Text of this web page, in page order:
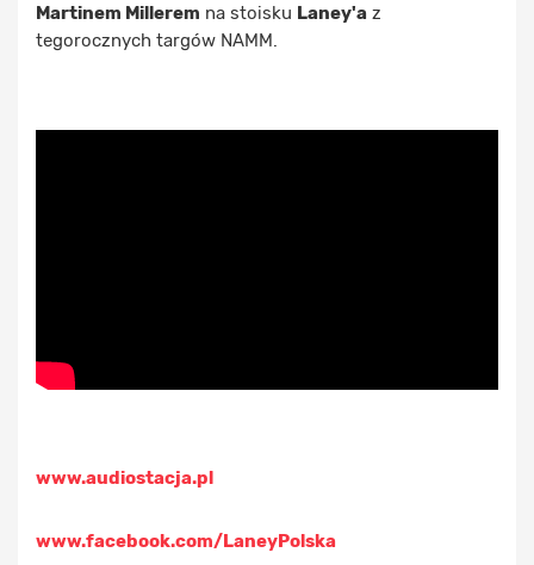
Martinem Millerem na stoisku Laney'a z
tegorocznych targów NAMM.
www.audiostacja.pl
www.facebook.com/LaneyPolska